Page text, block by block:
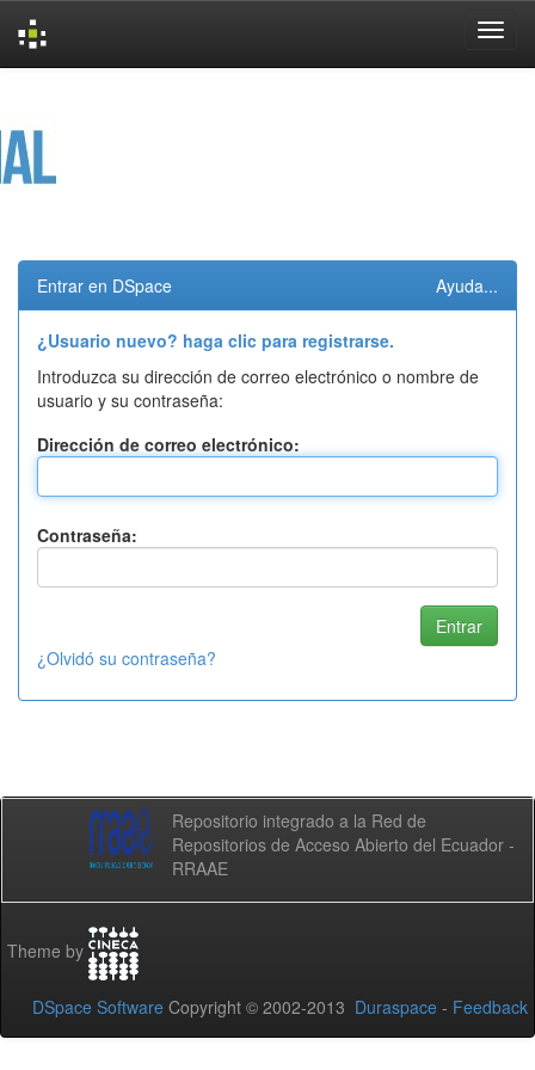
Entrar en DSpace Ayuda...
¿Usuario nuevo? haga clic para registrarse.
Introduzca su dirección de correo electrónico o nombre de
usuario y su contraseña:
Dirección de correo electrónico:
Contraseña:
¿Olvidó su contraseña?
Repositorio integrado a la Red de
Repositorios de Acceso Abierto del Ecuador -
RRAAE
Theme by
DSpace Software Copyright © 2002-2013 Duraspace - Feedback